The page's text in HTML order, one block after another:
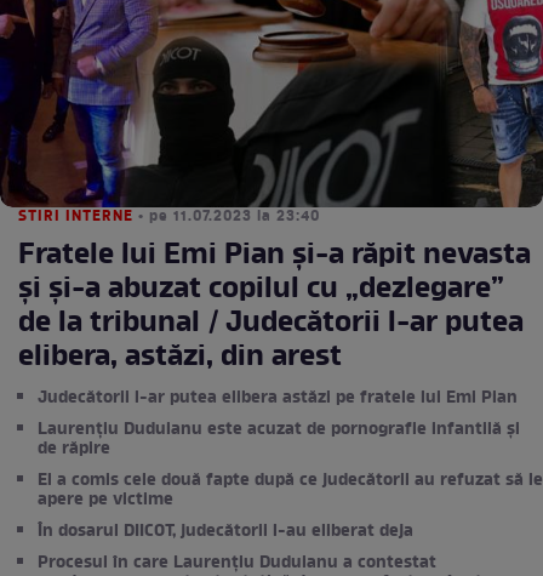
STIRI INTERNE • pe 11.07.2023 la 23:40
Fratele lui Emi Pian și-a răpit nevasta
și și-a abuzat copilul cu „dezlegare”
de la tribunal / Judecătorii l-ar putea
elibera, astăzi, din arest
Judecătorii l-ar putea elibera astăzi pe fratele lui Emi Pian
Laurențiu Duduianu este acuzat de pornografie infantilă și
de răpire
El a comis cele două fapte după ce judecătorii au refuzat să le
apere pe victime
În dosarul DIICOT, judecătorii l-au eliberat deja
Procesul în care Laurențiu Duduianu a contestat